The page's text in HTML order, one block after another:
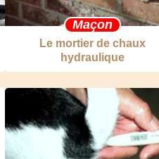
Maçon
Le mortier de chaux
hydraulique